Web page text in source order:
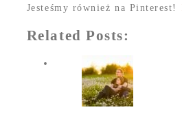
Jesteśmy również na Pinterest!
Related Posts: